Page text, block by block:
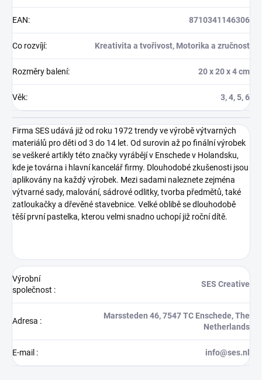
EAN: 8710341146306
Co rozvíjí: Kreativita a tvořivost, Motorika a zručnost
Rozměry balení: 20 x 20 x 4 cm
Věk: 3, 4, 5, 6
Firma SES udává již od roku 1972 trendy ve výrobě výtvarných
materiálů pro děti od 3 do 14 let. Od surovin až po finální výrobek
se veškeré artikly této značky vyrábějí v Enschede v Holandsku,
kde je továrna i hlavní kancelář firmy. Dlouhodobé zkušenosti jsou
aplikovány na každý výrobek. Mezi sadami naleznete zejména
výtvarné sady, malování, sádrové odlitky, tvorba předmětů, také
zatloukačky a dřevěné stavebnice. Velké oblibě se dlouhodobě
těší první pastelka, kterou velmi snadno uchopí již roční dítě.
Výrobní
společnost :
SES Creative
Adresa :
Marssteden 46, 7547 TC Enschede, The
Netherlands
E-mail : info@ses.nl